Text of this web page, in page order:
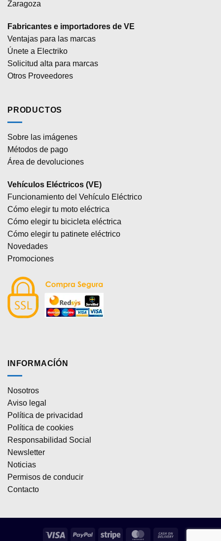
Zaragoza
Fabricantes e importadores de VE
Ventajas para las marcas
Únete a Electriko
Solicitud alta para marcas
Otros Proveedores
PRODUCTOS
Sobre las imágenes
Métodos de pago
Área de devoluciones
Vehículos Eléctricos (VE)
Funcionamiento del Vehículo Eléctrico
Cómo elegir tu moto eléctrica
Cómo elegir tu bicicleta eléctrica
Cómo elegir tu patinete eléctrico
Novedades
Promociones
INFORMACÍÓN
Nosotros
Aviso legal
Política de privacidad
Política de cookies
Responsabilidad Social
Newsletter
Noticias
Permisos de conducir
Contacto
Visa PayPal Stripe MasterCard